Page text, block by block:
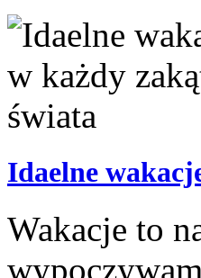
Idaelne
Wakacje to